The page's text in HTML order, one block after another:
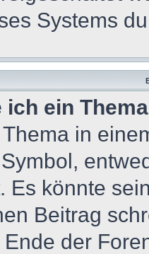
Systems
ich ein
in
Es könnte
Beitrag
der